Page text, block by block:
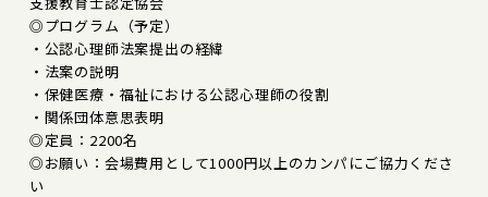
◎プログラム（予定）
・公認心理師法案提出の経緯
・法案の説明
・保健医療・福祉における公認心理師の役割
・関係団体意思表明
◎定員：2200名
◎お願い：会場費用として1000円以上のカンパにご協力くださ
い